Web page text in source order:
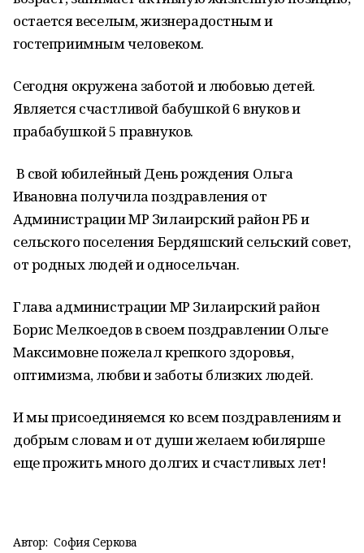
остается веселым, жизнерадостным и
гостеприимным человеком.
Сегодня окружена заботой и любовью детей.
Является счастливой бабушкой 6 внуков и
прабабушкой 5 правнуков.
В свой юбилейный День рождения Ольга
Ивановна получила поздравления от
Администрации МР Зилаирский район РБ и
сельского поселения Бердяшский сельский совет,
от родных людей и односельчан.
Глава администрации МР Зилаирский район
Борис Мелкоедов в своем поздравлении Ольге
Максимовне пожелал крепкого здоровья,
оптимизма, любви и заботы близких людей.
И мы присоединяемся ко всем поздравлениям и
добрым словам и от души желаем юбилярше
еще прожить много долгих и счастливых лет!
Автор: София Серкова